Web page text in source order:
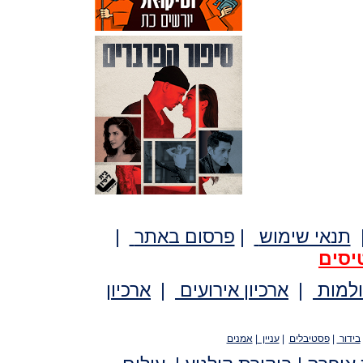
תנאי שימוש | פרסום באתר
|
| ארכיון אירועים | ארכיון
בידור |פסטיבלים |עניין |אמנים